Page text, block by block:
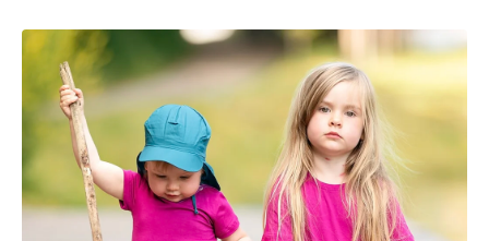
t
ř
e
u
j
e